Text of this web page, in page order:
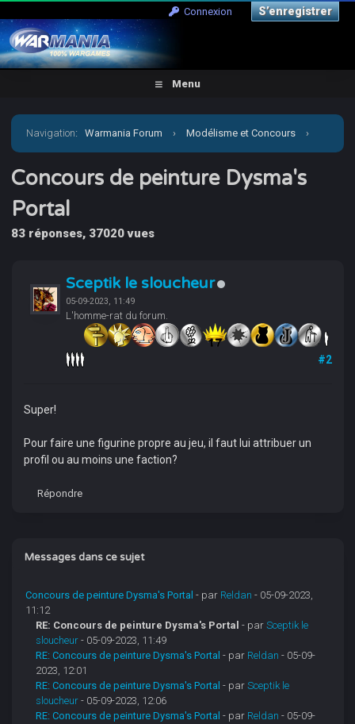
Connexion S’enregistrer
Menu
Navigation:Warmania Forum › Modélisme et Concours ›
Concours & défis › Concours de peinture Dysma's Portal
Concours de peinture Dysma's
Portal
83 réponses, 37020 vues
Sceptik le sloucheur
05-09-2023, 11:49
L'homme-rat du forum.
#2
Super!
Pour faire une figurine propre au jeu, il faut lui attribuer un
profil ou au moins une faction?
Répondre
Messages dans ce sujet
Concours de peinture Dysma's Portal - par Reldan - 05-09-2023,
11:12
RE: Concours de peinture Dysma's Portal - parSceptik le
sloucheur - 05-09-2023, 11:49
RE: Concours de peinture Dysma's Portal - par Reldan - 05-09-
2023, 12:01
RE: Concours de peinture Dysma's Portal - parSceptik le
sloucheur - 05-09-2023, 12:06
RE: Concours de peinture Dysma's Portal - par Reldan - 05-09-